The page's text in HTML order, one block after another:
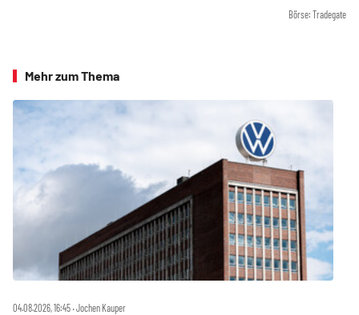
Börse: Tradegate
Mehr zum Thema
04.08.2026, 16:45 ‧ Jochen Kauper